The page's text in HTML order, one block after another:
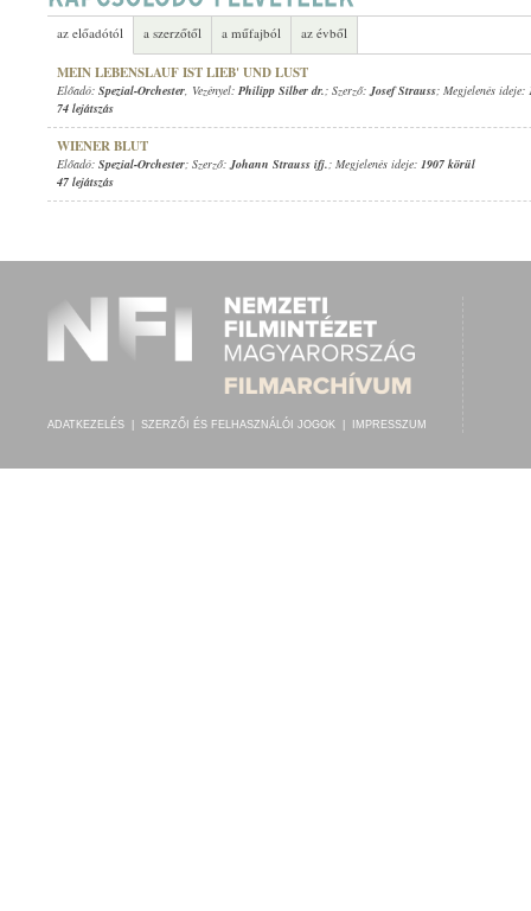
az előadótól a szerzőtől a műfajból az évből
MEIN LEBENSLAUF IST LIEB' UND LUST
Előadó: Spezial-Orchester, Vezényel: Philipp Silber dr.; Szerző:Josef Strauss; Megjelenés ideje:
74 lejátszás
WIENER BLUT
Előadó: Spezial-Orchester; Szerző:Johann Strauss ifj.; Megjelenés ideje: 1907 körül
47 lejátszás
ADATKEZELÉS SZERZŐI ÉS FELHASZNÁLÓI JOGOK IMPRESSZUM